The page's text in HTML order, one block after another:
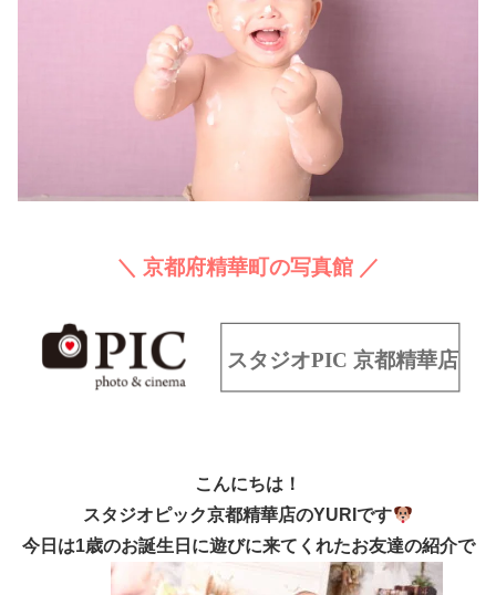
＼ 京都府精華町の写真館 ／
こんにちは！
スタジオピック京都精華店のYURIです
今日は1歳のお誕生日に遊びに来てくれたお友達の紹介で